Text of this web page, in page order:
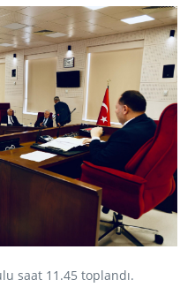
saat 11.45 toplandı.